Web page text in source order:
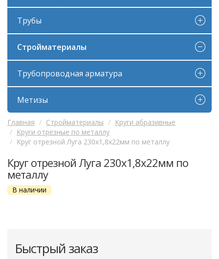
Трубы
Стройматериалы
Трубопроводная арматура
Метизы
Главная Стройматериалы
Круги абразивные
Круги отрезные по металлу
Круг отрезной Луга 230х1,8х22мм по металлу
Круг отрезной Луга 230х1,8х22мм по
металлу
В наличии
Быстрый заказ